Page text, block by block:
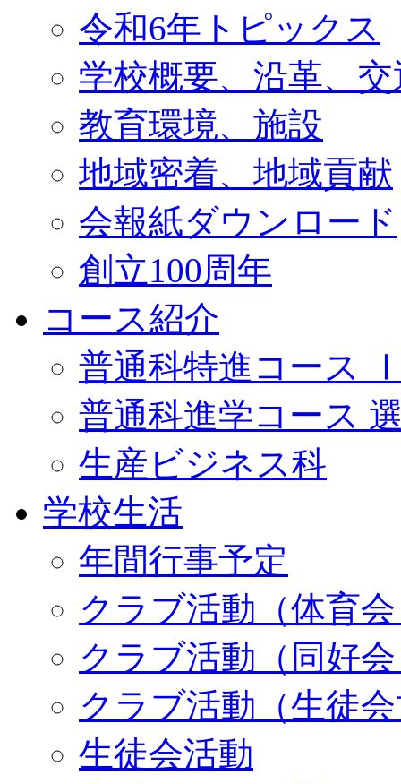
令和6年トピックス
学校概要、沿革、
教育環境、施設
地域密着、地域貢献
会報紙ダウンロード
創立100周年
コース紹介
普通科特進コース
普通科進学コース
生産ビジネス科
学校生活
年間行事予定
クラブ活動（体育
クラブ活動（同好
クラブ活動（生徒
生徒会活動